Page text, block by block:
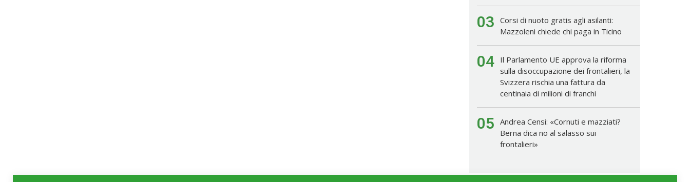
03 Corsi di nuoto gratis agli asilanti:
Mazzoleni chiede chi paga in Ticino
04
Il Parlamento UE approva la riforma
sulla disoccupazione dei frontalieri, la
Svizzera rischia una fattura da
centinaia di milioni di franchi
05 Andrea Censi: «Cornuti e mazziati?
Berna dica no al salasso sui
frontalieri»